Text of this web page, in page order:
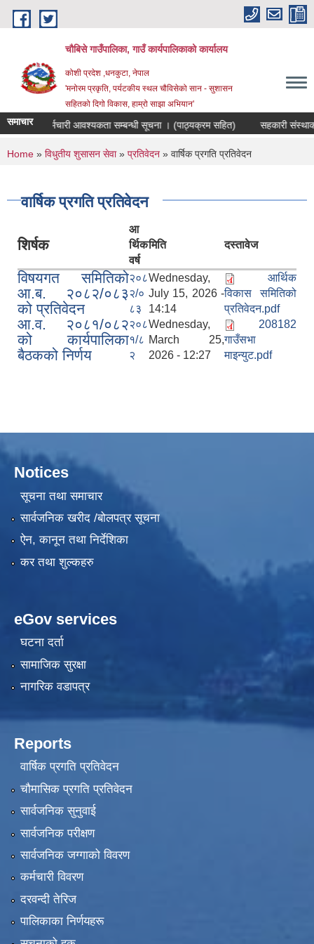
Skip to main content
चौबिसे गाउँपालिका, गाउँ कार्यपालिकाको कार्यालय
कोशी प्रदेश ,धनकुटा, नेपाल
'मनोरम प्रकृति, पर्यटकीय स्थल चौविसेको सान - सुशासन
सहितको दिगो विकास, हाम्रो साझा अभियान'
समाचार
पदमा कर्मचारी आवश्यकता सम्बन्धी सूचना । (पाठ्यक्रम सहित) सहकारी
You are here
Home » विधुतीय शुसासन सेवा» प्रतिवेदन » वार्षिक प्रगति प्रतिवेदन
वार्षिक प्रगति प्रतिवेदन
शिर्षक
आ
र्थिक
वर्ष
मिति दस्तावेज
विषयगत समितिको
आ.ब. २०८२/०८३
को प्रतिवेदन
२०८
२/०
८३
Wednesday,
July 15, 2026 -
14:14
आर्थिक
विकास समितिको
प्रतिवेदन.pdf
आ.व. २०८१/०८२
को कार्यपालिका
बैठकको निर्णय
२०८
१/८
२
Wednesday,
March 25,
2026 - 12:27
208182
गाउँसभा
माइन्युट.pdf
Notices
सूचना तथा समाचार
सार्वजनिक खरीद /बोलपत्र सूचना
ऐन, कानून तथा निर्देशिका
कर तथा शुल्कहरु
eGov services
घटना दर्ता
सामाजिक सुरक्षा
नागरिक वडापत्र
Reports
वार्षिक प्रगति प्रतिवेदन
चौमासिक प्रगति प्रतिवेदन
सार्वजनिक सुनुवाई
सार्वजनिक परीक्षण
सार्वजनिक जग्गाको विवरण
कर्मचारी विवरण
दरवन्दी तेरिज
पालिकाका निर्णयहरू